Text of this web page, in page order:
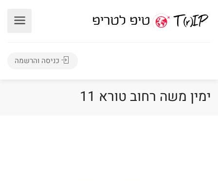
כניסה והרשמה
ימין משה רחוב טורא 11